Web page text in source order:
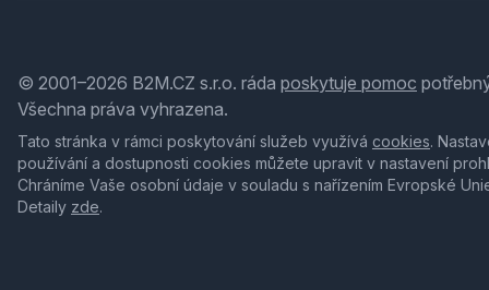
© 2001–2026 B2M.CZ s.r.o. ráda poskytuje pomoc
Všechna práva vyhrazena.
Tato stránka v rámci poskytování služeb využívá cookies.
používání a dostupnosti cookies můžete upravit v nastavení
Chráníme Vaše osobní údaje v souladu s nařízením Evropské
Detaily zde.